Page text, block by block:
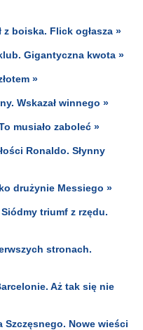
boiska. Flick ogłasza »
Gigantyczna kwota »
»
Wskazał winnego »
musiało zaboleć »
Ronaldo. Słynny
drużynie Messiego »
triumf z rzędu.
stronach.
Aż tak się nie
Nowe wieści